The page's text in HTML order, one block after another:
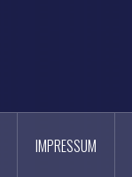
IMPRESSUM